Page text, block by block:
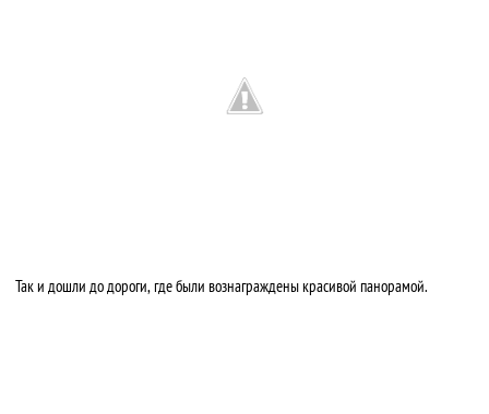
Так и дошли до дороги, где были вознаграждены красивой панорамой.